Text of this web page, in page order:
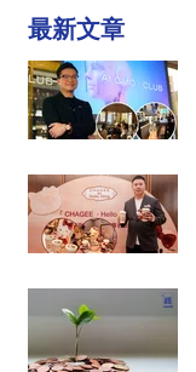
最新文章